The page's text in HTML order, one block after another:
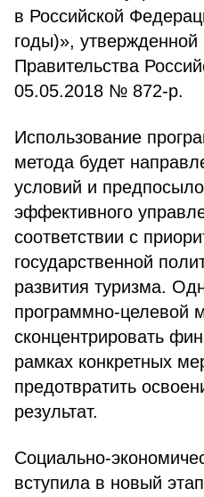
в Российской
годы)»,
Правительства
05.05.2018 № 872-р.
Использование
метода будет
условий и
эффективного
соответствии с
государственной
развития туризма.
программно-целевой
сконцентрировать
рамках конкретных
предотвратить
результат.
Социально-
вступила в новый